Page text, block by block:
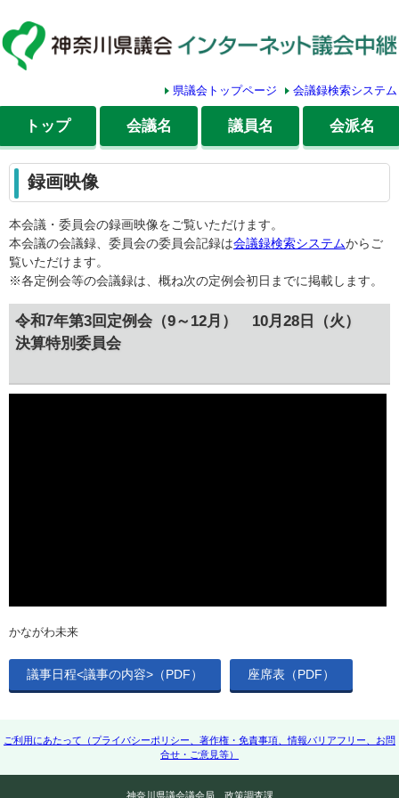
県議会トップページ 会議録検索システム
トップ 会議名 議員名 会派名
録画映像
本会議・委員会の録画映像をご覧いただけます。
本会議の会議録、委員会の委員会記録は会議録検索システムからご
覧いただけます。
※各定例会等の会議録は、概ね次の定例会初日までに掲載します。
令和7年第3回定例会（9～12月） 10月28日（火）
決算特別委員会
かながわ未来
議事日程<議事の内容>（PDF） 座席表（PDF）
ご利用にあたって（プライバシーポリシー、著作権・免責事項、情報バリアフリー、お問
合せ・ご意見等）
神奈川県議会議会局 政策調査課